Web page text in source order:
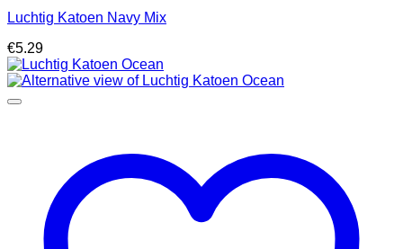
Luchtig Katoen Navy Mix
€5.29